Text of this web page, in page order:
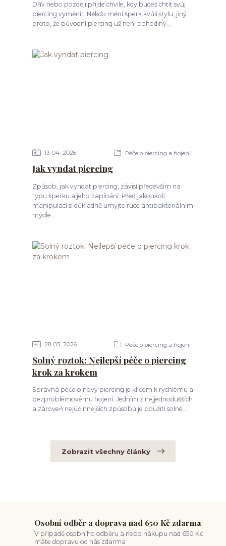
Dřív nebo později přijde chvíle, kdy budeš chtít svůj
piercing vyměnit. Někdo mění šperk kvůli stylu, jiný
proto, že původní piercing už není pohodlný...
13 04 2026 Péče o piercing a hojení
Jak vyndat piercing
Způsob, jak vyndat piercing, závisí především na
typu šperku a jeho zapínání. Před jakoukoli
manipulací si důkladně umyjte ruce antibakteriálním
mýdle...
28 03 2026 Péče o piercing a hojení
Solný roztok: Nejlepší péče o piercing
krok za krokem
Správná péče o nový piercing je klíčem k rychlému a
bezproblémovému hojení. Jedním z nejjednodušších
a zároveň nejúčinnějších způsobů je použití solné...
Zobrazit všechny články
Osobní odběr a doprava nad 650 Kč zdarma
V případě osobního odběru a nebo nákupu nad 650 Kč
máte dopravu od nás zdarma